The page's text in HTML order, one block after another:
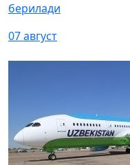
берилади
07 август